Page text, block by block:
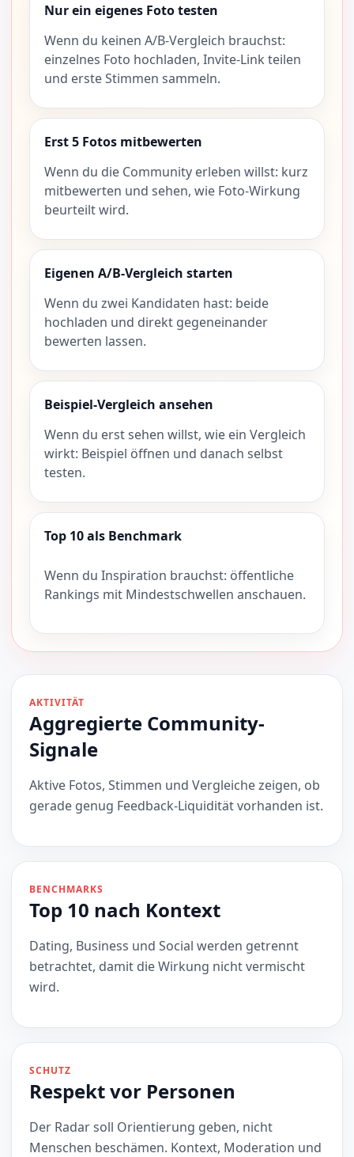
Nur ein eigenes Foto testen
Wenn du keinen A/B-Vergleich brauchst:
einzelnes Foto hochladen, Invite-Link teilen
und erste Stimmen sammeln.
Erst 5 Fotos mitbewerten
Wenn du die Community erleben willst: kurz
mitbewerten und sehen, wie Foto-Wirkung
beurteilt wird.
Eigenen A/B-Vergleich starten
Wenn du zwei Kandidaten hast: beide
hochladen und direkt gegeneinander
bewerten lassen.
Beispiel-Vergleich ansehen
Wenn du erst sehen willst, wie ein Vergleich
wirkt: Beispiel öffnen und danach selbst
testen.
Top 10 als Benchmark
Wenn du Inspiration brauchst: öffentliche
Rankings mit Mindestschwellen anschauen.
AKTIVITÄT
Aggregierte Community-
Signale
Aktive Fotos, Stimmen und Vergleiche zeigen, ob
gerade genug Feedback-Liquidität vorhanden ist.
BENCHMARKS
Top 10 nach Kontext
Dating, Business und Social werden getrennt
betrachtet, damit die Wirkung nicht vermischt
wird.
SCHUTZ
Respekt vor Personen
Der Radar soll Orientierung geben, nicht
Menschen beschämen. Kontext, Moderation und